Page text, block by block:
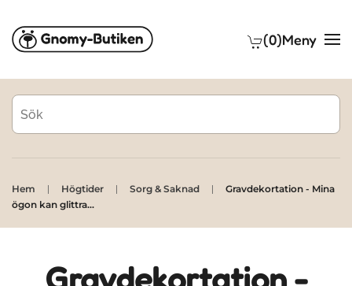
Skip to main content (0)Meny
Hem Högtider Sorg & Saknad
Gravdekortation - Mina
ögon kan glittra...